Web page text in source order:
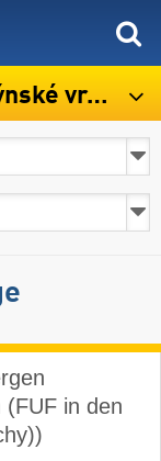
vrchy)
(FUF in den